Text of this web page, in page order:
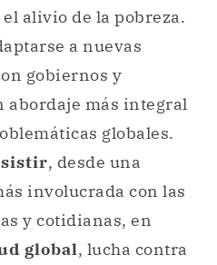
alivio de la pobreza.
a nuevas
gobiernos y
abordaje más integral
globales.
, desde una
involucrada con las
y cotidianas, en
global, lucha contra